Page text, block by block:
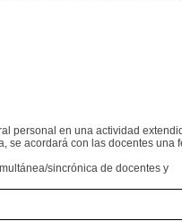
personal en una actividad
se acordará con las docentes una
sincrónica de docentes y